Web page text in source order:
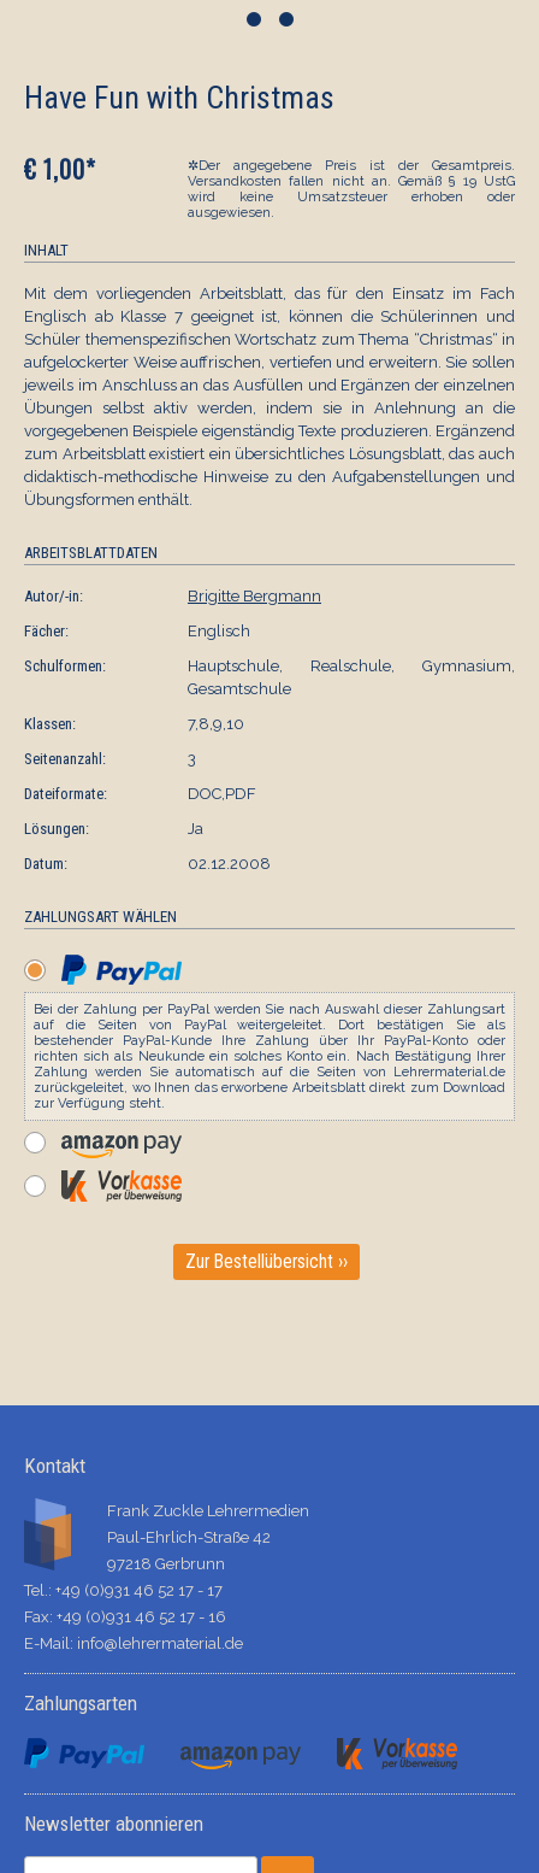
••
Have Fun with Christmas
€ 1,00*
✲Der angegebene Preis ist der Gesamtpreis.
Versandkosten fallen nicht an. Gemäß § 19 UstG
wird keine Umsatzsteuer erhoben oder
ausgewiesen.
INHALT
Mit dem vorliegenden Arbeitsblatt, das für den Einsatz im Fach
Englisch ab Klasse 7 geeignet ist, können die Schülerinnen und
Schüler themenspezifischen Wortschatz zum Thema “Christmas“ in
aufgelockerter Weise auffrischen, vertiefen und erweitern. Sie sollen
jeweils im Anschluss an das Ausfüllen und Ergänzen der einzelnen
Übungen selbst aktiv werden, indem sie in Anlehnung an die
vorgegebenen Beispiele eigenständig Texte produzieren. Ergänzend
zum Arbeitsblatt existiert ein übersichtliches Lösungsblatt, das auch
didaktisch-methodische Hinweise zu den Aufgabenstellungen und
Übungsformen enthält.
ARBEITSBLATTDATEN
Autor/-in:
Brigitte Bergmann
Fächer:
Englisch
Schulformen:
Hauptschule, Realschule, Gymnasium,
Gesamtschule
Klassen:
7,8,9,10
Seitenanzahl:
3
Dateiformate:
DOC,PDF
Lösungen:
Ja
Datum:
02.12.2008
ZAHLUNGSART WÄHLEN
Bei der Zahlung per PayPal werden Sie nach Auswahl dieser Zahlungsart
auf die Seiten von PayPal weitergeleitet. Dort bestätigen Sie als
bestehender PayPal-Kunde Ihre Zahlung über Ihr PayPal-Konto oder
richten sich als Neukunde ein solches Konto ein. Nach Bestätigung Ihrer
Zahlung werden Sie automatisch auf die Seiten von Lehrermaterial.de
zurückgeleitet, wo Ihnen das erworbene Arbeitsblatt direkt zum Download
zur Verfügung steht.
Zur Bestellübersicht ››
Kontakt
Frank Zuckle Lehrermedien
Paul-Ehrlich-Straße 42
97218 Gerbrunn
Tel.: +49 (0)931 46 52 17 - 17
Fax: +49 (0)931 46 52 17 - 16
E-Mail: info@lehrermaterial.de
Zahlungsarten
Newsletter abonnieren